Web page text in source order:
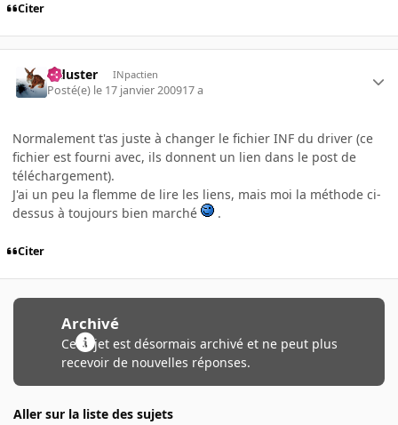
Citer
Tiduster INpactien
Posté(e) le 17 janvier 200917 a
Normalement t'as juste à changer le fichier INF du driver (ce
fichier est fourni avec, ils donnent un lien dans le post de
téléchargement).
J'ai un peu la flemme de lire les liens, mais moi la méthode ci-
dessus à toujours bien marché
.
Citer
Archivé
Ce sujet est désormais archivé et ne peut plus
recevoir de nouvelles réponses.
Aller sur la liste des sujets